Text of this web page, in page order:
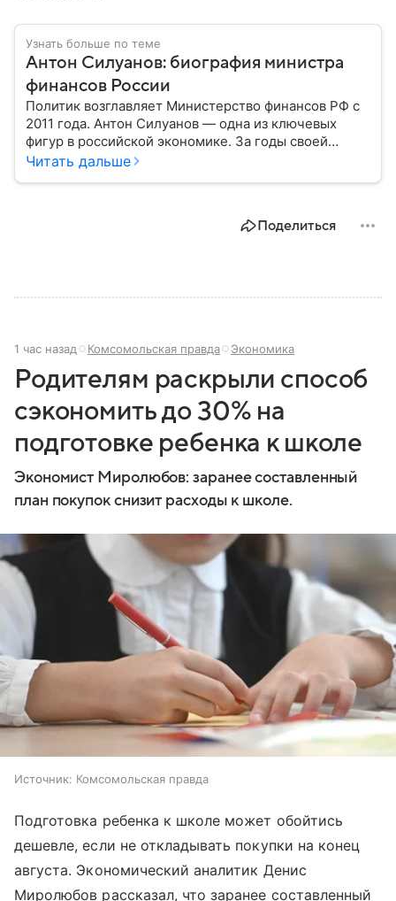
Узнать больше по теме
Антон Силуанов: биография министра
финансов России
Политик возглавляет Министерство финансов РФ с
2011 года. Антон Силуанов — одна из ключевых
фигур в российской экономике. За годы своей
работы он внес значительный вклад в стабилизацию
Читать дальше
Поделиться
1 час назад Комсомольская правда Экономика
Родителям раскрыли способ
сэкономить до 30% на
подготовке ребенка к школе
Экономист Миролюбов: заранее составленный
план покупок снизит расходы к школе.
Источник: Комсомольская правда
Подготовка ребенка к школе может обойтись
дешевле, если не откладывать покупки на конец
августа. Экономический аналитик Денис
Миролюбов рассказал, что заранее составленный